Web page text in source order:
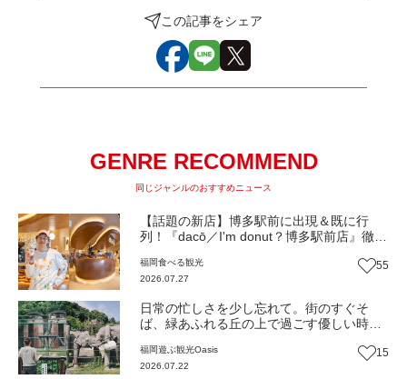
この記事をシェア
GENRE RECOMMEND
同じジャンルのおすすめニュース
【話題の新店】博多駅前に出現＆既に行
列！『dacō／I'm donut？博多駅前店』徹底
しみ方＆イチオシメニューも紹介！（福岡
市博多区）【まち歩き】
福岡食べる観光
2026.07.27
55
日常の忙しさを少し忘れて。街のすぐそ
ば、緑あふれる丘の上で過ごす優しい時間
【Oasis~心の休息地をめぐる旅~】
福岡遊ぶ観光Oasis
2026.07.22
15